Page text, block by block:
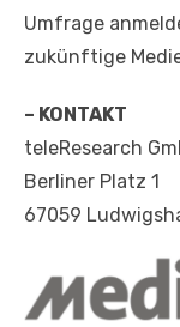
Umfrage
zukünftige
– KONTAKT
teleResearch
Berliner Platz 1
67059